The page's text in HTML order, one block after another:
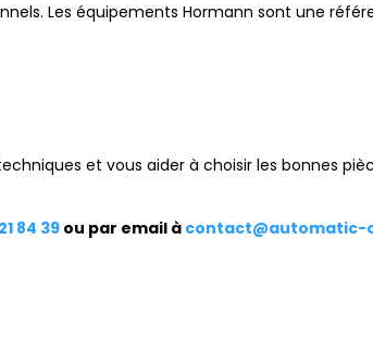
Les équipements Hormann sont une
et vous aider à choisir les bonnes
84 39 ou par email à contact@automatic-